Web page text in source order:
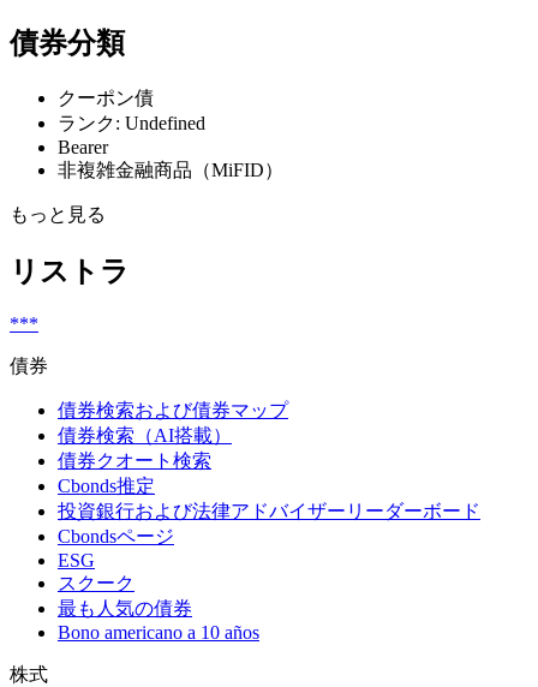
債券分類
クーポン債
ランク: Undefined
Bearer
非複雑金融商品（MiFID）
もっと見る
リストラ
***
債券
債券検索および債券マップ
債券検索（AI搭載）
債券クオート検索
Cbonds推定
投資銀行および法律アドバイザーリーダーボード
Cbondsページ
ESG
スクーク
最も人気の債券
Bono americano a 10 años
株式